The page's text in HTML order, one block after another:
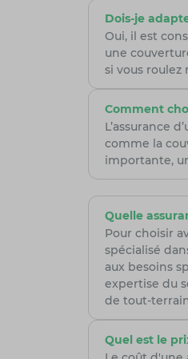
Dois-je
Oui, il est
une
si vous
Comment
L’assurance
comme la
importante,
Quelle
Pour choisir
spécialisé
aux besoins
expertise du
de tout-
Quel est le